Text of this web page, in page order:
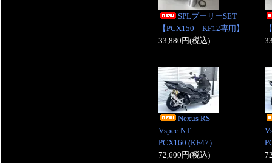
SPLプーリーSET
【PCX150 KF12専用】
33,880円(税込)
Nexus RS
Vspec NT
PCX160 (KF47）
72,600円(税込)